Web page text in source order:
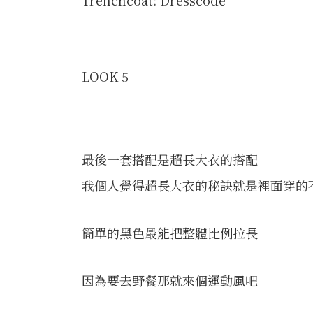
LOOK 5
最後一套搭配是超長大衣的搭配
我個人覺得超長大衣的秘訣就是裡面穿的
簡單的黑色最能把整體比例拉長
因為要去野餐那就來個運動風吧